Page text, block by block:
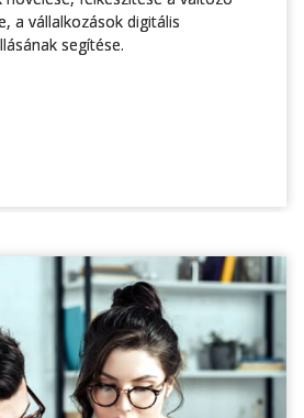
a vállalkozások digitális
segítése.